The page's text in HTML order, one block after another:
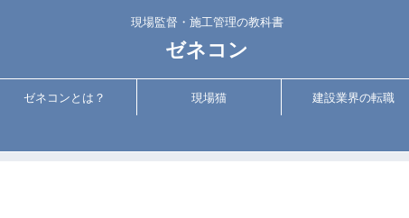
現場監督・施工管理の教科書
ゼネコン
ゼネコンとは？ 現場猫 建設業界の転職